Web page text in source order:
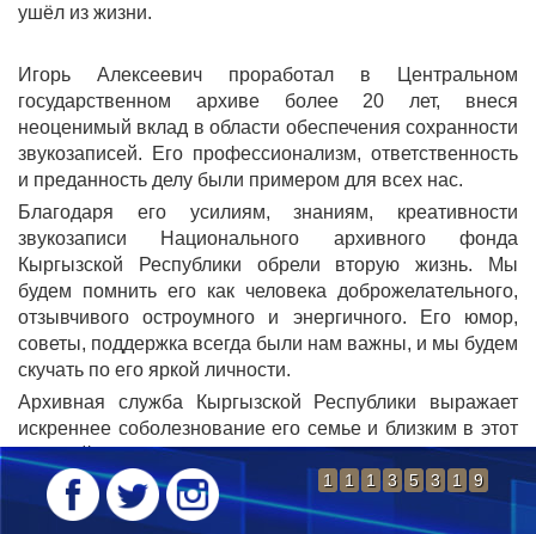
ушёл из жизни.
Игорь Алексеевич проработал в Центральном
государственном архиве более 20 лет, внеся
неоценимый вклад в области обеспечения сохранности
звукозаписей. Его профессионализм, ответственность
и преданность делу были примером для всех нас.
Благодаря его усилиям, знаниям, креативности
звукозаписи Национального архивного фонда
Кыргызской Республики обрели вторую жизнь. Мы
будем помнить его как человека доброжелательного,
отзывчивого остроумного и энергичного. Его юмор,
советы, поддержка всегда были нам важны, и мы будем
скучать по его яркой личности.
Архивная служба Кыргызской Республики выражает
искреннее соболезнование его семье и близким в этот
трудный час. Игорь Алексеевич останется в наших
сердцах навсегда.
1 1 1 3 5 3 1 9